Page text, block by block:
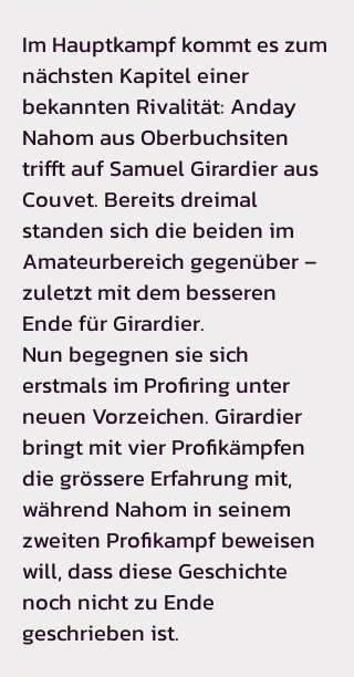
Im Hauptkampf kommt es zum
nächsten Kapitel einer
bekannten Rivalität: Anday
Nahom aus Oberbuchsiten
trifft auf Samuel Girardier aus
Couvet. Bereits dreimal
standen sich die beiden im
Amateurbereich gegenüber –
zuletzt mit dem besseren
Ende für Girardier.
Nun begegnen sie sich
erstmals im Profiring unter
neuen Vorzeichen. Girardier
bringt mit vier Profikämpfen
die grössere Erfahrung mit,
während Nahom in seinem
zweiten Profikampf beweisen
will, dass diese Geschichte
noch nicht zu Ende
geschrieben ist.